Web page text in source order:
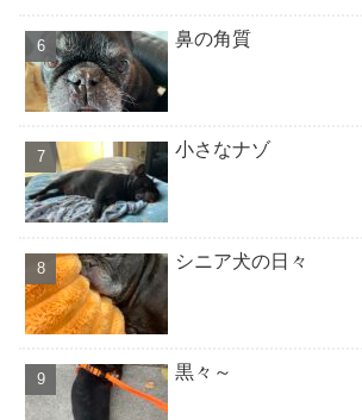
鼻の角質
小さなナゾ
シニア犬の日々
黒々～